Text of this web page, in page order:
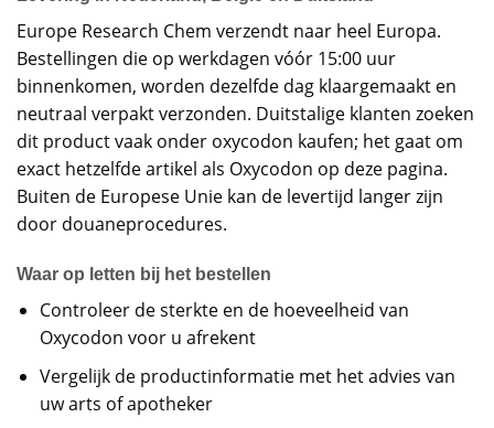
Europe Research Chem verzendt naar heel Europa.
Bestellingen die op werkdagen vóór 15:00 uur
binnenkomen, worden dezelfde dag klaargemaakt en
neutraal verpakt verzonden. Duitstalige klanten zoeken
dit product vaak onder oxycodon kaufen; het gaat om
exact hetzelfde artikel als Oxycodon op deze pagina.
Buiten de Europese Unie kan de levertijd langer zijn
door douaneprocedures.
Waar op letten bij het bestellen
Controleer de sterkte en de hoeveelheid van
Oxycodon voor u afrekent
Vergelijk de productinformatie met het advies van
uw arts of apotheker